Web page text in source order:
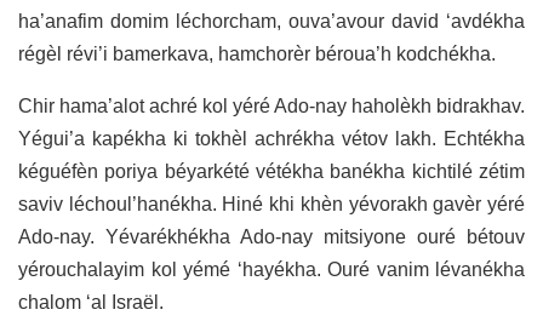
ha’anafim domim léchorcham, ouva’avour david ‘avdékha
régèl révi’i bamerkava, hamchorèr béroua’h kodchékha.
Chir hama’alot achré kol yéré Ado-nay haholèkh bidrakhav.
Yégui’a kapékha ki tokhèl achrékha vétov lakh. Echtékha
kéguéfèn poriya béyarkété vétékha banékha kichtilé zétim
saviv léchoul’hanékha. Hiné khi khèn yévorakh gavèr yéré
Ado-nay. Yévarékhékha Ado-nay mitsiyone ouré bétouv
yérouchalayim kol yémé ‘hayékha. Ouré vanim lévanékha
chalom ‘al Israël.